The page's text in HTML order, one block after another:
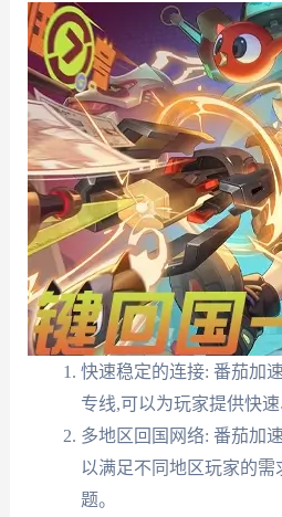
快速稳定的连接: 番茄加
专线,可以为玩家提供快速
多地区回国网络: 番茄加
以满足不同地区玩家的需
题。